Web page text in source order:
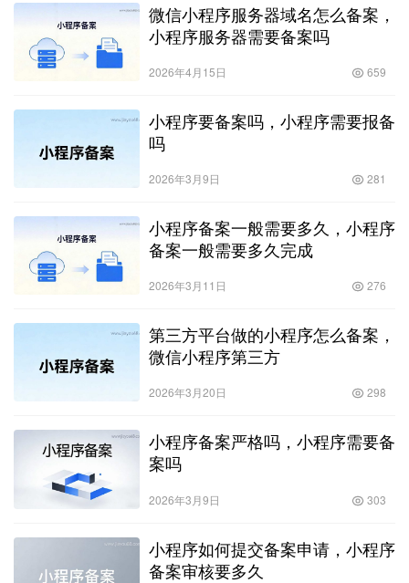
微信小程序服务器域名怎么备案，
小程序服务器需要备案吗
2026年4月15日 659
小程序要备案吗，小程序需要报备
吗
2026年3月9日 281
小程序备案一般需要多久，小程序
备案一般需要多久完成
2026年3月11日 276
第三方平台做的小程序怎么备案，
微信小程序第三方
2026年3月20日 298
小程序备案严格吗，小程序需要备
案吗
2026年3月9日 303
小程序如何提交备案申请，小程序
备案审核要多久